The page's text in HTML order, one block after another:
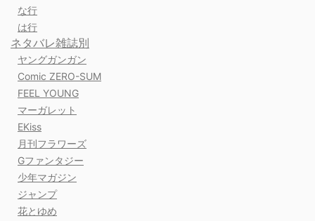
な行
は行
ネタバレ雑誌別
ヤングガンガン
Comic ZERO-SUM
FEEL YOUNG
マーガレット
EKiss
月刊フラワーズ
Gファンタジー
少年マガジン
ジャンプ
花とゆめ